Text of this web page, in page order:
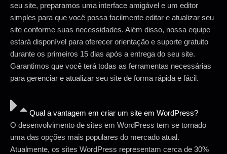
seu site, preparamos uma interface amigável e um editor
simples para que você possa facilmente editar e atualizar seu
site conforme suas necessidades. Além disso, nossa equipe
estará disponível para oferecer orientação e suporte gratuito
durante os primeiros 15 dias após a entrega do seu site.
Garantimos que você terá todas as ferramentas necessárias
para gerenciar e atualizar seu site de forma rápida e fácil.
Qual a vantagem em criar um site em WordPress?
O desenvolvimento de sites em WordPress tem se tornado
uma das opções mais populares do mercado atual.
Atualmente, os sites WordPress representam cerca de 30%